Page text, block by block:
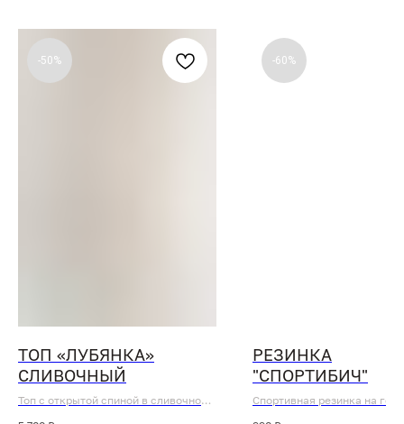
-50%
ТОП «ЛУБЯНКА»
СЛИВОЧНЫЙ
Топ с открытой спиной в сливочном
-60%
РЕЗИНКА
"СПОРТИБИЧ"
Спортивная резинка на